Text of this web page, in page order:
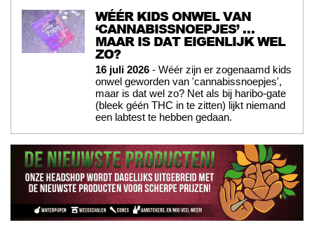
WÉÉR KIDS ONWEL VAN
‘CANNABISSNOEPJES’ …
MAAR IS DAT EIGENLIJK WEL
ZO?
16 juli 2026 - Wéér zijn er zogenaamd kids
onwel geworden van 'cannabissnoepjes',
maar is dat wel zo? Net als bij haribo-gate
(bleek géén THC in te zitten) lijkt niemand
een labtest te hebben gedaan.